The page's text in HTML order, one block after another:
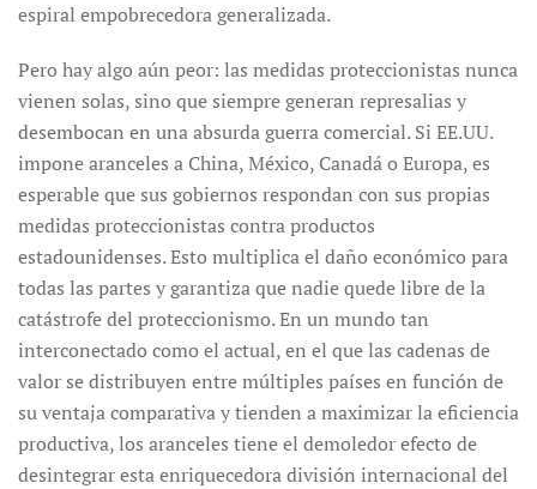
espiral empobrecedora generalizada.
Pero hay algo aún peor: las medidas proteccionistas nunca
vienen solas, sino que siempre generan represalias y
desembocan en una absurda guerra comercial. Si EE.UU.
impone aranceles a China, México, Canadá o Europa, es
esperable que sus gobiernos respondan con sus propias
medidas proteccionistas contra productos
estadounidenses. Esto multiplica el daño económico para
todas las partes y garantiza que nadie quede libre de la
catástrofe del proteccionismo. En un mundo tan
interconectado como el actual, en el que las cadenas de
valor se distribuyen entre múltiples países en función de
su ventaja comparativa y tienden a maximizar la eficiencia
productiva, los aranceles tiene el demoledor efecto de
desintegrar esta enriquecedora división internacional del